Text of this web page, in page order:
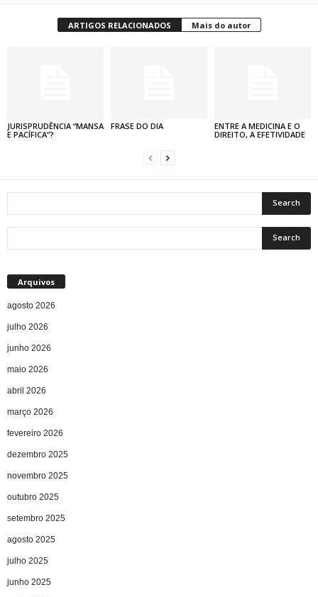
ARTIGOS RELACIONADOS Mais do autor
JURISPRUDÊNCIA “MANSA
E PACÍFICA”?
FRASE DO DIA
ENTRE A MEDICINA E O
DIREITO, A EFETIVIDADE
Arquivos
agosto 2026
julho 2026
junho 2026
maio 2026
abril 2026
março 2026
fevereiro 2026
dezembro 2025
novembro 2025
outubro 2025
setembro 2025
agosto 2025
julho 2025
junho 2025